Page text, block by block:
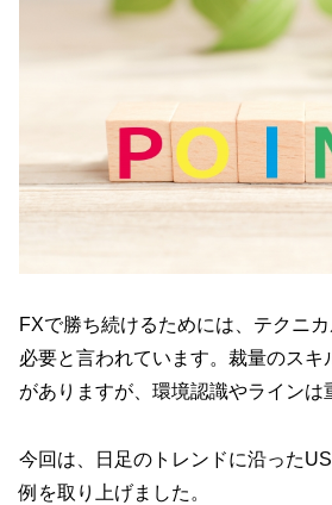
FXで勝ち続けるためには、テクニ
必要と言われています。裁量のスキ
がありますが、環境認識やラインは
今回は、日足のトレンドに沿った
例を取り上げました。